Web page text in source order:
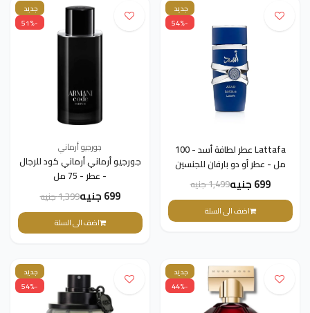
جديد
-54%
Lattafa عطر لطافة أسد - 100
مل - عطر أو دو بارفان للجنسين
699 جنيه 1,499 جنيه
اضف الى السلة
جديد
-51%
جورجيو أرماني
جورجيو أرماني أرماني كود للرجال
- عطر - 75 مل
699 جنيه 1,399 جنيه
اضف الى السلة
جديد
-44%
جديد
-54%